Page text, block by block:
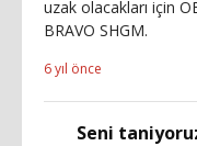
uzak olacakları için
BRAVO SHGM.
6 yıl önce
Seni